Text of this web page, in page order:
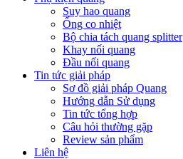
Suy hao quang
Ống co nhiệt
Bộ chia tách quang splitter
Khay nối quang
Đầu nối quang
Tin tức giải pháp
Sơ đồ giải pháp Quang
Hướng dẫn Sử dụng
Tin tức tổng hợp
Câu hỏi thường gặp
Review sản phẩm
Liên hệ